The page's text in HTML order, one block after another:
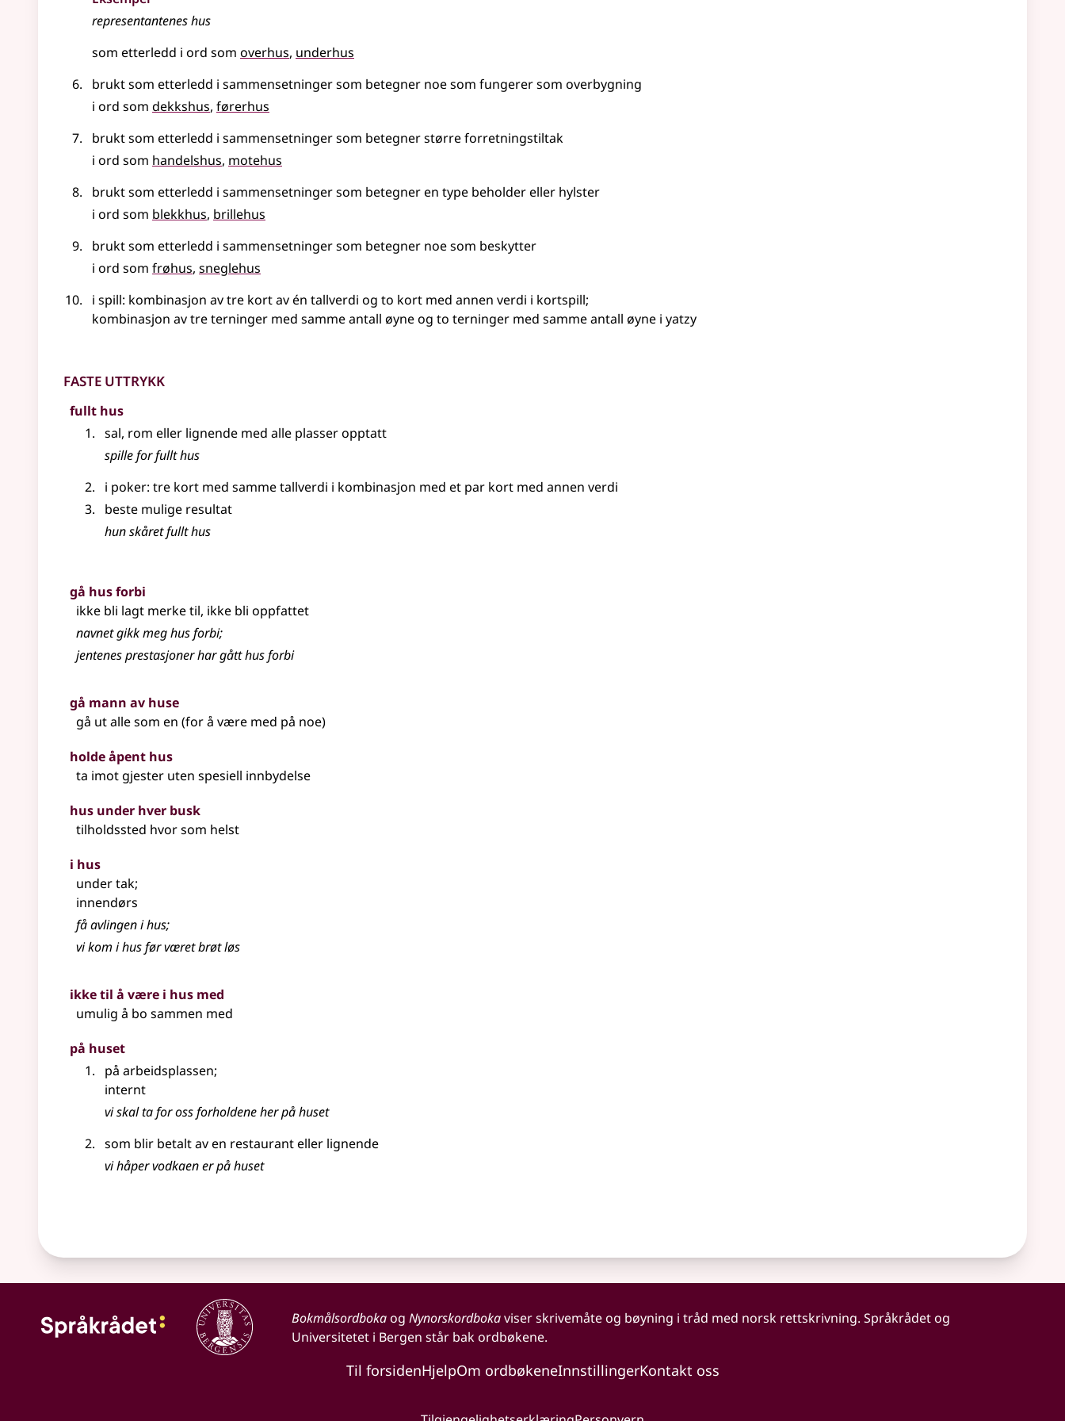
representanteneshus
som etterledd i ord som overhus underhus
brukt som etterledd i sammensetninger som betegner noe som fungerer som overbygning
i ord som dekkshus førerhus
brukt som etterledd i sammensetninger som betegner større forretningstiltak
i ord som handelshus motehus
brukt som etterledd i sammensetninger som betegner en type beholder eller hylster
i ord som blekkhus brillehus
brukt som etterledd i sammensetninger som betegner noe som beskytter
i ord som frøhus sneglehus
i spill: kombinasjon av tre kort av én tallverdi og to kort med annen verdi i kortspill;
kombinasjon av tre terninger med samme antall øyne og to terninger med samme antall øyne i yatzy
Faste uttrykk
fullt hus
sal, rom eller lignende med alle plasser opptatt
spille for fullt hus
i poker: tre kort med samme tallverdi i kombinasjon med et par kort med annen verdi
beste mulige resultat
hun skåret fullt hus
gå hus forbi
ikke bli lagt merke til, ikke bli oppfattet
navnet gikk meg hus forbi;
jentenes prestasjoner har gått hus forbi
gå mann av huse
gå ut alle som en (for å være med på noe)
holde åpent hus
ta imot gjester uten spesiell innbydelse
hus under hver busk
tilholdssted hvor som helst
i hus
under tak;
innendørs
få avlingen i hus;
vi kom i hus før været brøt løs
ikke til å være i hus med
umulig å bo sammen med
på huset
på arbeidsplassen;
internt
vi skal ta for oss forholdene her på huset
som blir betalt av en restaurant eller lignende
vi håper vodkaen er på huset
Bokmålsordbokaog Nynorskordbokaviser skrivemåte og bøyning i tråd med norsk rettskrivning. Språkrådet og
Universitetet i Bergen står bak ordbøkene.
Til forsidenHjelpOm ordbøkeneInnstillingerKontakt oss